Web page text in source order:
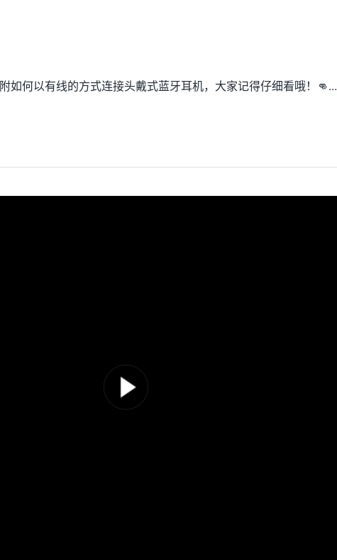
如何以有线的方式连接头戴式蓝牙耳机，大家记得仔细看哦！👊...